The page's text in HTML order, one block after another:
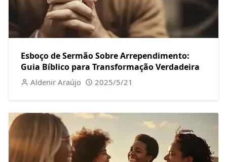
Esboço de Sermão Sobre Arrependimento:
Guia Bíblico para Transformação Verdadeira
Aldenir Araújo 2025/5/21